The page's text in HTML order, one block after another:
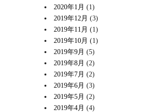
2020年1月 (1)
2019年12月 (3)
2019年11月 (1)
2019年10月 (1)
2019年9月 (5)
2019年8月 (2)
2019年7月 (2)
2019年6月 (3)
2019年5月 (2)
2019年4月 (4)